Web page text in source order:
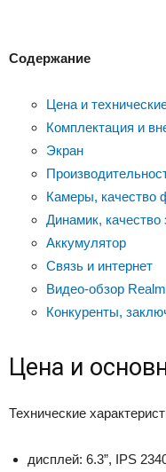
Содержание
Цена и
Комплектация и
Экран
Камеры, качество
Динамик, качество
Аккумулятор
Связь и интернет
Видео-обзор
Конкуренты,
Цена и
Технические
дисплей: 6.3”, IPS